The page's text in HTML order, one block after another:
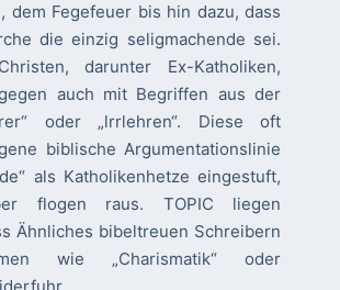
dem Fegefeuer bis hin dazu, dass
die einzig seligmachende sei.
darunter Ex-Katholiken,
auch mit Begriffen aus der
oder „lrrlehren“. Diese oft
biblische Argumentationslinie
als Katholikenhetze eingestuft,
flogen raus. TOPIC liegen
Ähnliches bibeltreuen Schreibern
wie „Charismatik“ oder